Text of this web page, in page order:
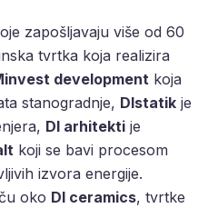
zapošljavaju više od 60
tvrtka koja realizira
development koja
stanogradnje, DIstatik je
DI arhitekti je
koji se bavi procesom
izvora energije.
oko DI ceramics, tvrtke